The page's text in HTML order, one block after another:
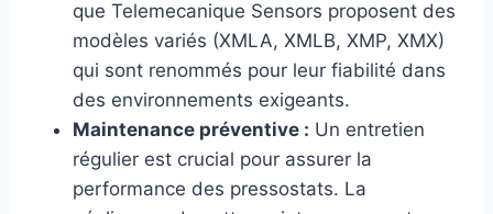
que Telemecanique Sensors proposent des
modèles variés (XMLA, XMLB, XMP, XMX)
qui sont renommés pour leur fiabilité dans
des environnements exigeants.
Maintenance préventive : Un entretien
régulier est crucial pour assurer la
performance des pressostats. La